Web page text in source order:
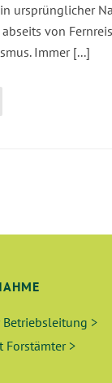
ursprünglicher
von
Immer [...]
>
Forstämter >